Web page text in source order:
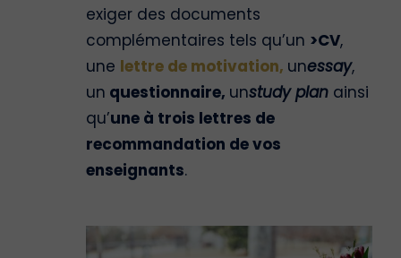
exiger des documents
complémentaires tels qu’un >CV,
une lettre de motivation, unessay,
un questionnaire, unstudy plan ainsi
qu’une à trois lettres de
recommandation de vos
enseignants.